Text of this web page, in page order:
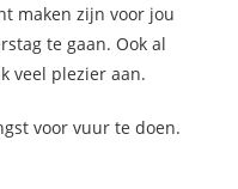
maken zijn voor jou
te gaan. Ook al
veel plezier aan.
voor vuur te doen.